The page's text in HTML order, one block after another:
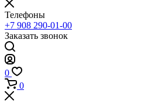
Телефоны
+7 908 290-01-00
Заказать звонок
0
0